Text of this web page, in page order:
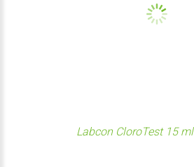
Labcon CloroTest 15 ml